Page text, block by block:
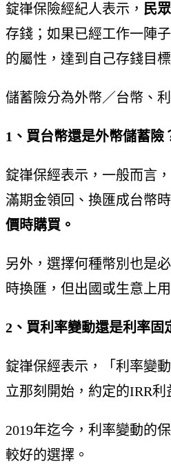
錠嵂保險經紀人表示， 民
存錢；如果已經工作一陣
的屬性，達到自己存錢目標
儲蓄險分為外幣／台幣、
1、買台幣還是外幣儲蓄險
錠嵂保經表示，一般而言
滿期金領回、換匯成台幣
價時購買。
另外，選擇何種幣別也是
時換匯，但出國或生意上
2、買利率變動還是利率固
錠嵂保經表示，「利率變
立那刻開始，約定的IRR利
2019年迄今，利率變動的
較好的選擇。